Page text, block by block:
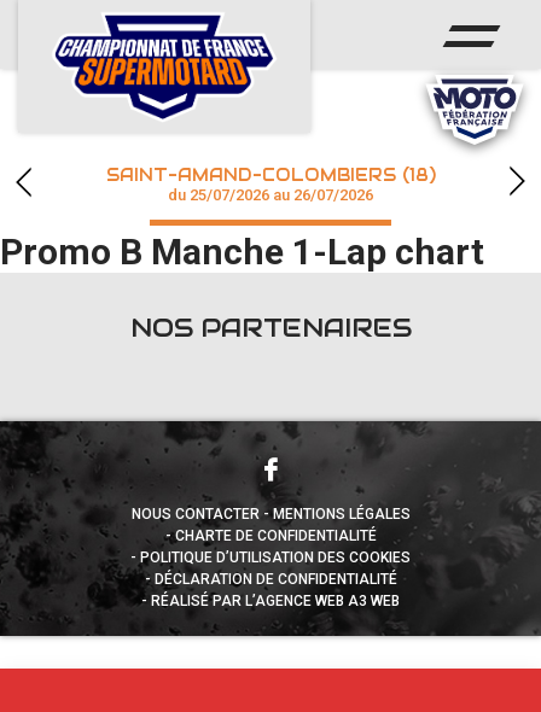
ACCUEIL
ACTUS
CALENDRIER
CHAMPIONNAT
RÉSULTATS
SAINT-AMAND-COLOMBIERS (18)
du 25/07/2026 au 26/07/2026
Promo B Manche 1-Lap chart
NOS PARTENAIRES
NOUS CONTACTER
MENTIONS LÉGALES
CHARTE DE CONFIDENTIALITÉ
POLITIQUE D’UTILISATION DES COOKIES
DÉCLARATION DE CONFIDENTIALITÉ
RÉALISÉ PAR L’AGENCE WEB A3 WEB